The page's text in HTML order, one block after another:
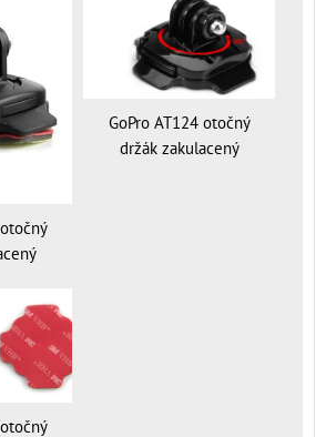
GoPro AT124 otočný
držák zakulacený